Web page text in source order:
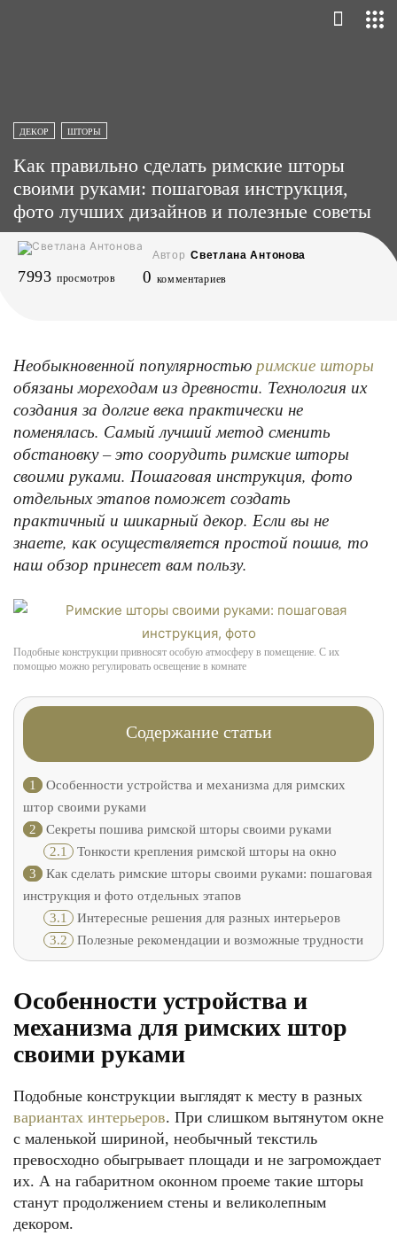
ДЕКОР ШТОРЫ
Как правильно сделать римские шторы
своими руками: пошаговая инструкция,
фото лучших дизайнов и полезные советы
Автор Светлана Антонова
7993 просмотров 0 комментариев
Необыкновенной популярностью римские шторы
обязаны мореходам из древности. Технология их
создания за долгие века практически не
поменялась. Самый лучший метод сменить
обстановку – это соорудить римские шторы
своими руками. Пошаговая инструкция, фото
отдельных этапов поможет создать
практичный и шикарный декор. Если вы не
знаете, как осуществляется простой пошив, то
наш обзор принесет вам пользу.
Подобные конструкции привносят особую атмосферу в помещение. С их
помощью можно регулировать освещение в комнате
Содержание статьи
1
Особенности устройства и механизма для римских
штор своими руками
2
Секреты пошива римской шторы своими руками
2.1 Тонкости крепления римской шторы на окно
3
Как сделать римские шторы своими руками: пошаговая
инструкция и фото отдельных этапов
3.1 Интересные решения для разных интерьеров
3.2 Полезные рекомендации и возможные трудности
Особенности устройства и
механизма для римских штор
своими руками
Подобные конструкции выглядят к месту в разных
вариантах интерьеров. При слишком вытянутом окне
с маленькой шириной, необычный текстиль
превосходно обыгрывает площади и не загромождает
их. А на габаритном оконном проеме такие шторы
станут продолжением стены и великолепным
декором.